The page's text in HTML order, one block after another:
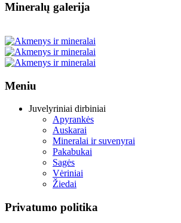
Mineralų galerija
Meniu
Juvelyriniai dirbiniai
Apyrankės
Auskarai
Mineralai ir suvenyrai
Pakabukai
Sagės
Vėriniai
Žiedai
Privatumo politika